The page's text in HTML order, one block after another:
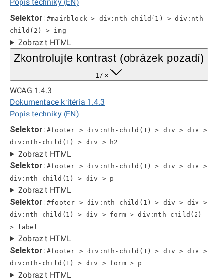
Popis techniky (EN)
Selektor: #mainblock > div:nth-child(1) > div:nth-
child(2) > img
Zobrazit HTML
Zkontrolujte kontrast (obrázek pozadí)
17 ×
WCAG 1.4.3
Dokumentace kritéria 1.4.3
Popis techniky (EN)
Selektor: #footer > div:nth-child(1) > div > div >
div:nth-child(1) > div > h2
Zobrazit HTML
Selektor: #footer > div:nth-child(1) > div > div >
div:nth-child(1) > div > p
Zobrazit HTML
Selektor: #footer > div:nth-child(1) > div > div >
div:nth-child(1) > div > form > div:nth-child(2)
> label
Zobrazit HTML
Selektor: #footer > div:nth-child(1) > div > div >
div:nth-child(1) > div > form > p
Zobrazit HTML